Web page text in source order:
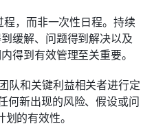
，而非一次性日程。持续
缓解、问题得到解决以及
得到有效管理至关重要。
队和关键利益相关者进行定
何新出现的风险、假设或问
的有效性。